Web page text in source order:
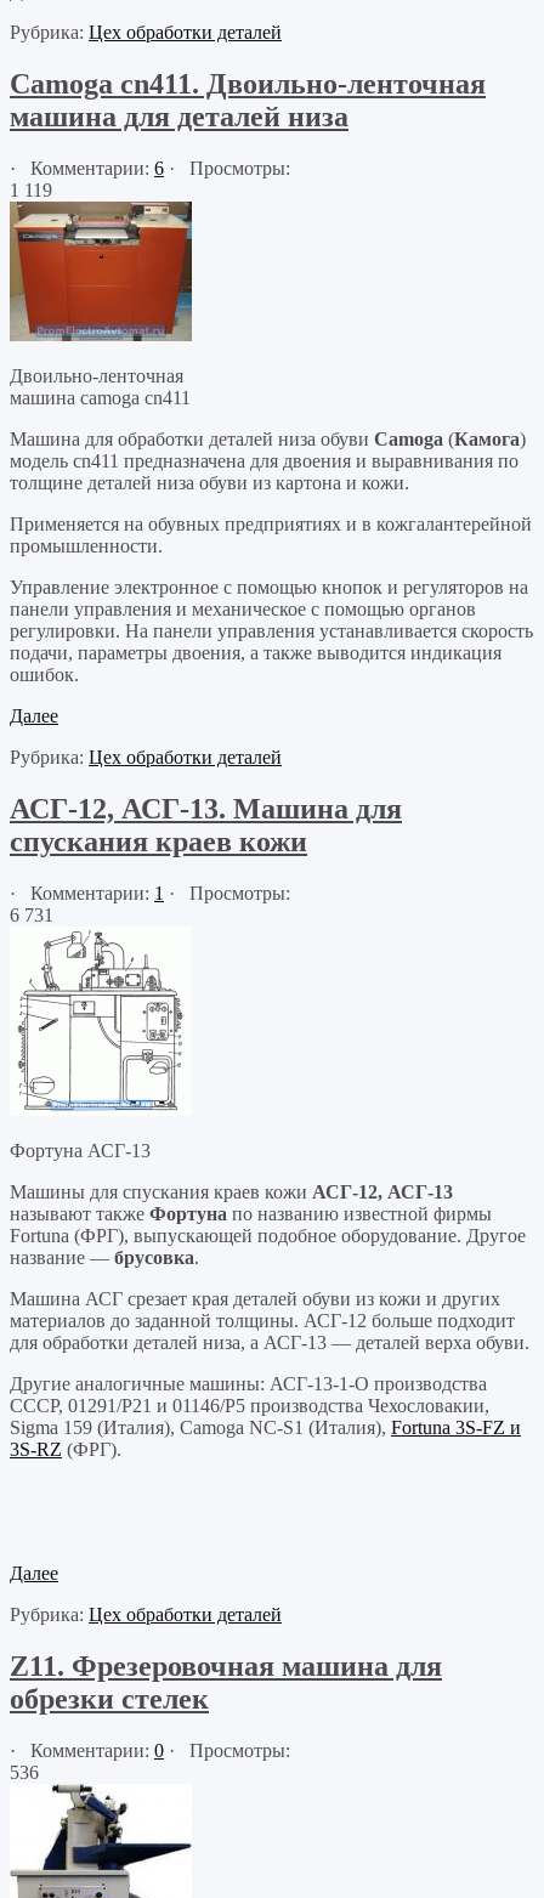
Рубрика: Цех обработки деталей
Camoga cn411. Двоильно-ленточная
машина для деталей низа
· Комментарии: 6 · Просмотры:
1 119
Двоильно-ленточная
машина camoga cn411
Машина для обработки деталей низа обуви Camoga (Камога)
модель cn411 предназначена для двоения и выравнивания по
толщине деталей низа обуви из картона и кожи.
Применяется на обувных предприятиях и в кожгалантерейной
промышленности.
Управление электронное с помощью кнопок и регуляторов на
панели управления и механическое с помощью органов
регулировки. На панели управления устанавливается скорость
подачи, параметры двоения, а также выводится индикация
ошибок.
Далее
Рубрика: Цех обработки деталей
АСГ-12, АСГ-13. Машина для
спускания краев кожи
· Комментарии: 1 · Просмотры:
6 731
Фортуна АСГ-13
Машины для спускания краев кожи АСГ-12, АСГ-13
называют также Фортуна по названию известной фирмы
Fortuna (ФРГ), выпускающей подобное оборудование. Другое
название — брусовка.
Машина АСГ срезает края деталей обуви из кожи и других
материалов до заданной толщины. АСГ-12 больше подходит
для обработки деталей низа, а АСГ-13 — деталей верха обуви.
Другие аналогичные машины: АСГ-13-1-О производства
СССР, 01291/Р21 и 01146/Р5 производства Чехословакии,
Sigma 159 (Италия), Camoga NC-S1 (Италия), Fortuna 3S-FZ и
3S-RZ (ФРГ).
Далее
Рубрика: Цех обработки деталей
Z11. Фрезеровочная машина для
обрезки стелек
· Комментарии: 0 · Просмотры:
536